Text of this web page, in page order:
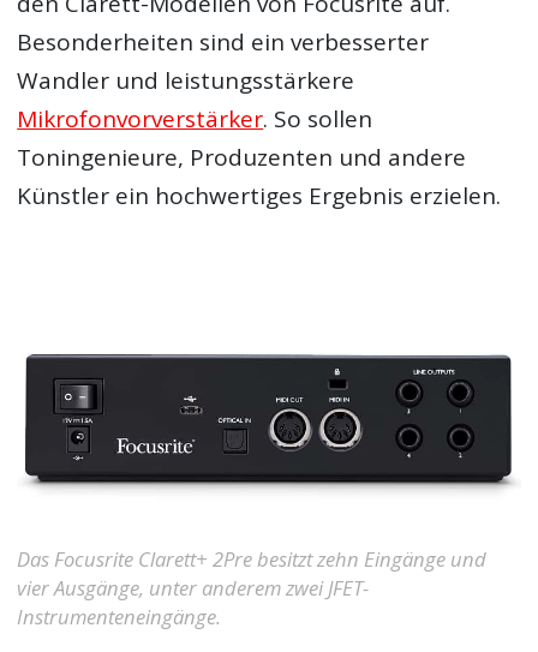
Besonderheiten sind ein verbesserter
Wandler und leistungsstärkere
Mikrofonvorverstärker. So sollen
Toningenieure, Produzenten und andere
Künstler ein hochwertiges Ergebnis erzielen.
Das Focusrite Clarett+ 2Pre besitzt zehn Eingänge und
vier Ausgänge, unter anderem zwei JFET-
Instrumenteneingänge.